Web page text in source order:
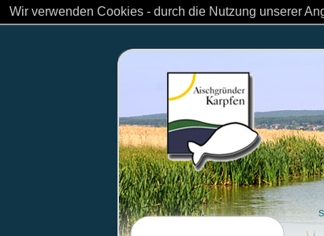
Wir verwenden Cookies - durch die Nutzung unserer